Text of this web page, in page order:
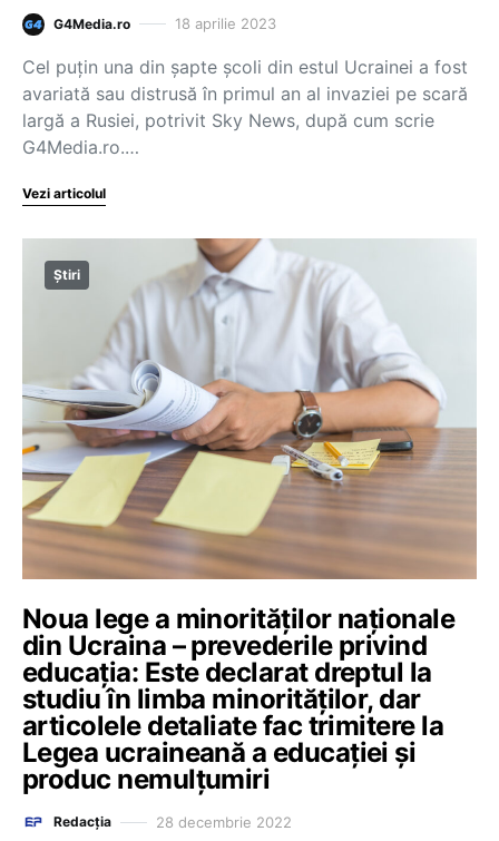
G4Media.ro 18 aprilie 2023
Cel puțin una din șapte școli din estul Ucrainei a fost
avariată sau distrusă în primul an al invaziei pe scară
largă a Rusiei, potrivit Sky News, după cum scrie
G4Media.ro.…
Vezi articolul
Știri
Noua lege a minorităților naționale
din Ucraina – prevederile privind
educația: Este declarat dreptul la
studiu în limba minorităților, dar
articolele detaliate fac trimitere la
Legea ucraineană a educației și
produc nemulțumiri
Redacția 28 decembrie 2022